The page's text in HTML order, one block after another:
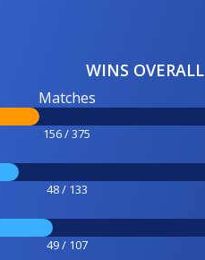
WINS OVERALL
Matches
156 / 375
48 / 133
49 / 107